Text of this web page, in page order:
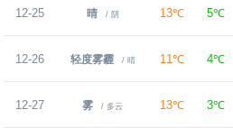
12-25 晴 / 阴 13℃ 5℃
12-26 轻度雾霾 / 晴 11℃ 4℃
12-27 雾 / 多云 13℃ 3℃